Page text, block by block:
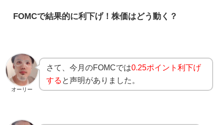
FOMCで結果的に利下げ！株価はどう動く？
オーリー
さて、今月のFOMCでは0.25ポイント利下げ
する と声明がありました。